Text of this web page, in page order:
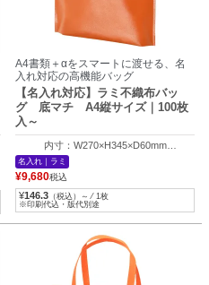
A4書類＋αをスマートに渡せる、名
入れ対応の高機能バッグ
【名入れ対応】ラミ不織布バッ
グ 底マチ A4縦サイズ｜100枚
入～
内寸：W270×H345×D60mm
外寸：W330×H345×D60mm
名入れ｜ラミ
¥9,680税込
¥146.3 （税込）～ ⁄ 1枚
※印刷代込・版代別途